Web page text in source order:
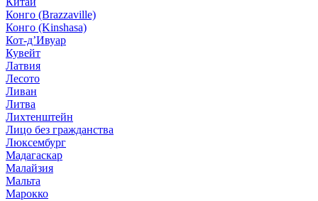
Конго (Brazzaville)
Конго (Kinshasa)
Кот-д’Ивуар
Кувейт
Латвия
Лесото
Ливан
Литва
Лихтенштейн
Лицо без гражданства
Люксембург
Мадагаскар
Малайзия
Мальта
Марокко